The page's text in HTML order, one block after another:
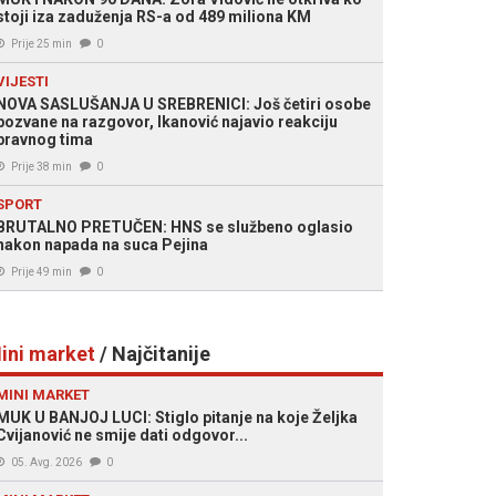
iza zaduženja RS-a od 489 miliona KM
Prije 25 min 0
SASLUŠANJA U SREBRENICI: Još četiri osobe
na razgovor, Ikanović najavio reakciju
tima
Prije 38 min 0
PRETUČEN: HNS se službeno oglasio
napada na suca Pejina
Prije 49 min 0
market/ Najčitanije
MARKET
U BANJOJ LUCI: Stiglo pitanje na koje Željka
ne smije dati odgovor...
05. Avg. 2026 0